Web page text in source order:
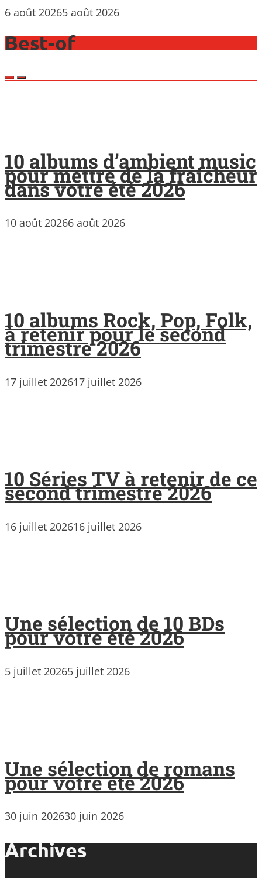
6 août 20265 août 2026
Best-of
10 albums d’ambient music
pour mettre de la fraicheur
dans votre été 2026
10 août 20266 août 2026
10 albums Rock, Pop, Folk,
à retenir pour le second
trimestre 2026
17 juillet 202617 juillet 2026
10 Séries TV à retenir de ce
second trimestre 2026
16 juillet 202616 juillet 2026
Une sélection de 10 BDs
pour votre été 2026
5 juillet 20265 juillet 2026
Une sélection de romans
pour votre été 2026
30 juin 202630 juin 2026
Archives